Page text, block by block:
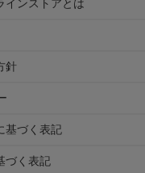
インストアとは
針
基づく表記
づく表記